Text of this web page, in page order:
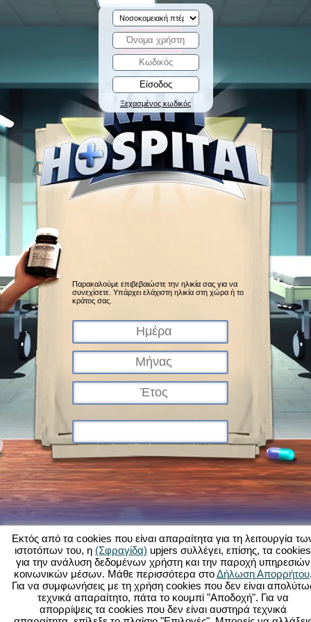
Ξεχασμένος κωδικός
Παρακαλούμε επιβεβαιώστε την ηλικία σας για να
συνεχίσετε. Υπάρχει ελάχιστη ηλικία στη χώρα ή το
κράτος σας.
Τι είναι το Kapi Hospital; Ιστορία Χαρακτηριστικά Εικόνες
Κανόνες
Φόρουμ
Όροι χρήσης Προστασία δεδομένων
Νομικά στοιχεία
Υποστήριξη Πελατών
Παιχνίδια φυλλομετρητή - Upjers.com
Διαχείριση Cookies
Εκτός από τα cookies που είναι απαραίτητα για τη λειτουργία
ιστοτόπων του, η (Σφραγίδα) upjers συλλέγει, επίσης, τα cookies
για την ανάλυση δεδομένων χρήστη και την παροχή υπηρεσιών
κοινωνικών μέσων. Μάθε περισσότερα στοΔήλωση Απορρήτου
Για να συμφωνήσεις με τη χρήση cookies που δεν είναι
τεχνικά απαραίτητο, πάτα το κουμπί "Αποδοχή". Για να
απορρίψεις τα cookies που δεν είναι αυστηρά τεχνικά